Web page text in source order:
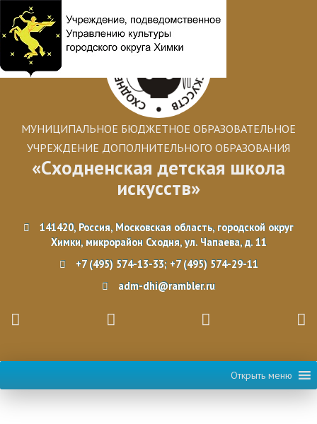
МУНИЦИПАЛЬНОЕ БЮДЖЕТНОЕ ОБРАЗОВАТЕЛЬНОЕ
УЧРЕЖДЕНИЕ ДОПОЛНИТЕЛЬНОГО ОБРАЗОВАНИЯ
«Сходненская детская школа
искусств»
141420, Россия, Московская область, городской округ
Химки, микрорайон Сходня, ул. Чапаева, д. 11
+7 (495) 574-13-33; +7 (495) 574-29-11
adm-dhi@rambler.ru
Открыть меню